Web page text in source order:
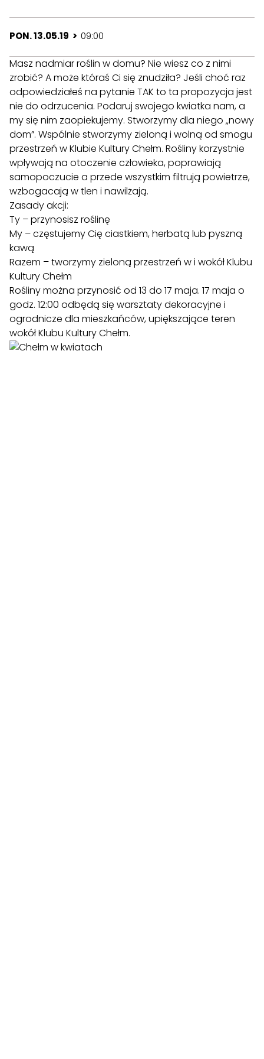
PON. 13.05.19 > 09:00
Masz nadmiar roślin w domu? Nie wiesz co z nimi
zrobić? A może któraś Ci się znudziła? Jeśli choć raz
odpowiedziałeś na pytanie TAK to ta propozycja jest
nie do odrzucenia. Podaruj swojego kwiatka nam, a
my się nim zaopiekujemy. Stworzymy dla niego „nowy
dom”. Wspólnie stworzymy zieloną i wolną od smogu
przestrzeń w Klubie Kultury Chełm. Rośliny korzystnie
wpływają na otoczenie człowieka, poprawiają
samopoczucie a przede wszystkim filtrują powietrze,
wzbogacają w tlen i nawilżają.
Zasady akcji:
Ty – przynosisz roślinę
My – częstujemy Cię ciastkiem, herbatą lub pyszną
kawą
Razem – tworzymy zieloną przestrzeń w i wokół Klubu
Kultury Chełm
Rośliny można przynosić od 13 do 17 maja. 17 maja o
godz. 12:00 odbędą się warsztaty dekoracyjne i
ogrodnicze dla mieszkańców, upiększające teren
wokół Klubu Kultury Chełm.